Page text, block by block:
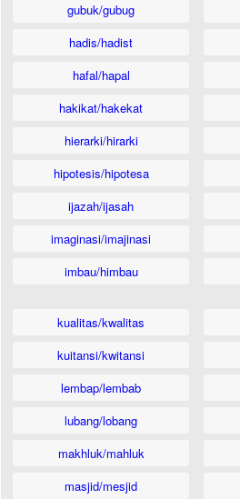
gubuk/gubug
hadis/hadist
hafal/hapal
hakikat/hakekat
hierarki/hirarki
hipotesis/hipotesa
ijazah/ijasah
imaginasi/imajinasi
imbau/himbau
kualitas/kwalitas
kuitansi/kwitansi
lembap/lembab
lubang/lobang
makhluk/mahluk
masjid/mesjid